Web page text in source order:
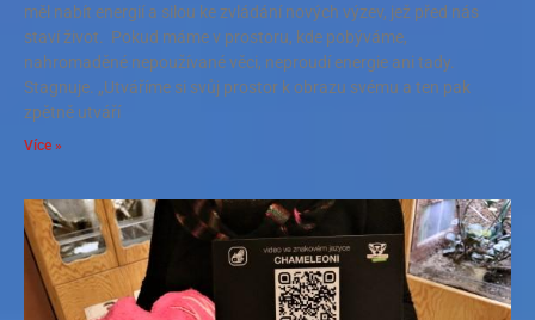
měl nabít energií a silou ke zvládání nových výzev, jež před nás
staví život. Pokud máme v prostoru, kde pobýváme,
nahromaděné nepoužívané věci, neproudí energie ani tady.
Stagnuje. „Utváříme si svůj prostor k obrazu svému a ten pak
zpětně utváří
Více »